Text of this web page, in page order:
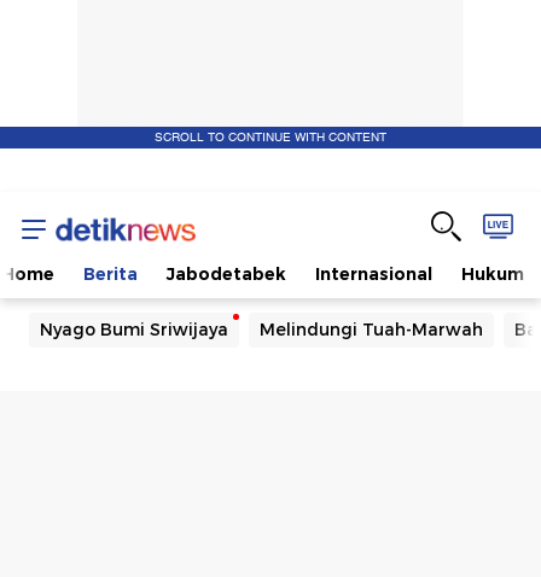
SCROLL TO CONTINUE WITH CONTENT
Home Berita Jabodetabek Internasional Hukum
Nyago Bumi Sriwijaya Melindungi Tuah-Marwah